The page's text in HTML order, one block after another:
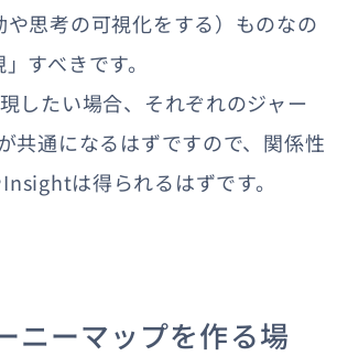
や思考の可視化をする）ものなの
すべきです。
したい場合、それぞれのジャー
共通になるはずですので、関係性
は得られるはずです。
ニーマップを作る場